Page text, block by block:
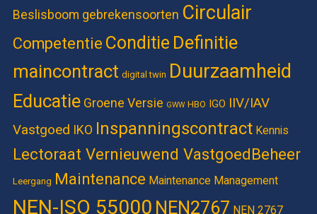
Beslisboom gebrekensoorten Circulair
Competentie Conditie Definitie
maincontract digital twin Duurzaamheid
Educatie Groene Versie GWW HBO IGO IIV/IAV
Vastgoed IKO Inspanningscontract Kennis
Lectoraat Vernieuwend VastgoedBeheer
Leergang Maintenance Maintenance Management
NEN-ISO 55000 NEN2767 NEN 2767